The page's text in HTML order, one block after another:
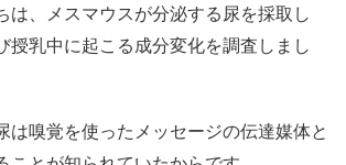
は、メスマウスが分泌する尿を採取し
授乳中に起こる成分変化を調査しまし
は嗅覚を使ったメッセージの伝達媒体と